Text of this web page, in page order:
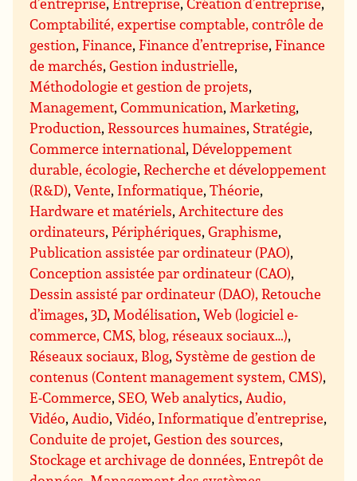
Comptabilité, expertise comptable, contrôle de
gestion,Finance,Finance d’entreprise,Finance
de marchés,Gestion industrielle,
Méthodologie et gestion de projets,
Management,Communication, Marketing,
Production,Ressources humaines, Stratégie,
Commerce international,Développement
durable, écologie,Recherche et développement
(R&D),Vente, Informatique,Théorie,
Hardware et matériels, Architecture des
ordinateurs,Périphériques,Graphisme,
Publication assistée par ordinateur (PAO),
Conception assistée par ordinateur (CAO),
Dessin assisté par ordinateur (DAO), Retouche
d’images,3D, Modélisation,Web (logiciel e-
commerce, CMS, blog, réseaux sociaux…),
Réseaux sociaux, Blog, Système de gestion de
contenus (Content management system, CMS),
E-Commerce, SEO, Web analytics, Audio,
Vidéo, Audio,Vidéo, Informatique d’entreprise,
Conduite de projet,Gestion des sources,
Stockage et archivage de données,Entrepôt de